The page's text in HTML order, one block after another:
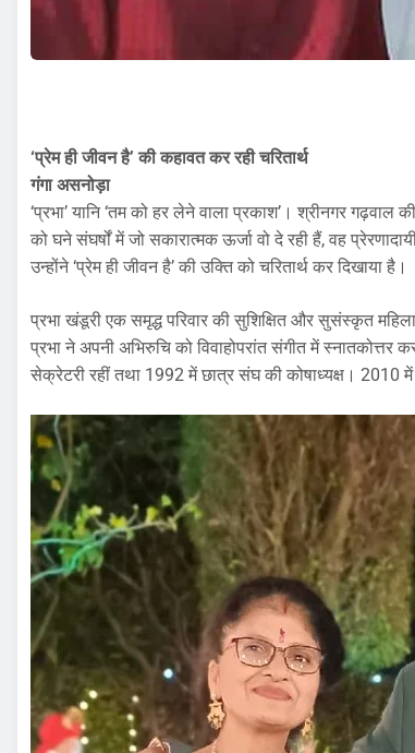
‘प्रेम ही जीवन है’ की कहावत कर रही चरितार्थ
गंगा असनोड़ा
‘प्रभा’ यानि ‘तम को हर लेने वाला प्रकाश’। श्रीनगर
को घने संघर्षों में जो सकारात्मक ऊर्जा वो दे रही हैं, वह
उन्होंने ‘प्रेम ही जीवन है’ की उक्ति को चरितार्थ कर दिखाया है।
प्रभा खंडूरी एक समृद्ध परिवार की सुशिक्षित और सुसंस्कृत
प्रभा ने अपनी अभिरुचि को विवाहोपरांत संगीत में
सेक्रेटरी रहीं तथा 1992 में छात्र संघ की कोषाध्यक्ष। 2010